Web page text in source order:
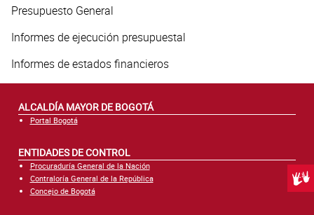
Presupuesto General
Informes de ejecución presupuestal
Informes de estados financieros
ALCALDÍA MAYOR DE BOGOTÁ
Portal Bogotá
ENTIDADES DE CONTROL
Procuraduría General de la Nación
Contraloría General de la República
Concejo de Bogotá